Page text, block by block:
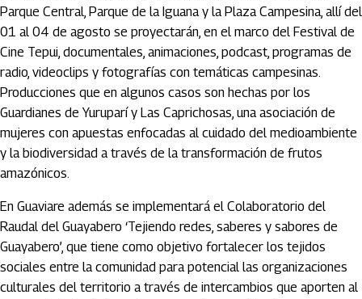
Parque Central, Parque de la Iguana y la Plaza Campesina, allí del
01 al 04 de agosto se proyectarán, en el marco del Festival de
Cine Tepui, documentales, animaciones, podcast, programas de
radio, videoclips y fotografías con temáticas campesinas.
Producciones que en algunos casos son hechas por los
Guardianes de Yuruparí y Las Caprichosas, una asociación de
mujeres con apuestas enfocadas al cuidado del medioambiente
y la biodiversidad a través de la transformación de frutos
amazónicos.
En Guaviare además se implementará el Colaboratorio del
Raudal del Guayabero ‘Tejiendo redes, saberes y sabores de
Guayabero’, que tiene como objetivo fortalecer los tejidos
sociales entre la comunidad para potencial las organizaciones
culturales del territorio a través de intercambios que aporten al